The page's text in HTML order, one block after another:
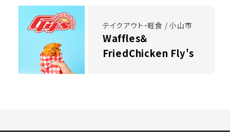
テイクアウト・軽食 / 小山市
Waffles＆
FriedChicken Fly's